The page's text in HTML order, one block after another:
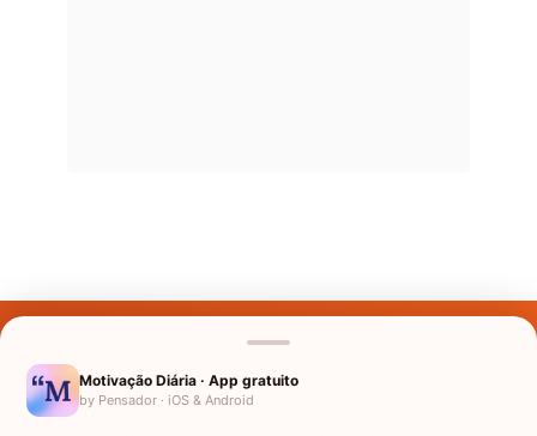
Nomes pelo Mundo
Motivação Diária · App gratuito
by Pensador · iOS & Android